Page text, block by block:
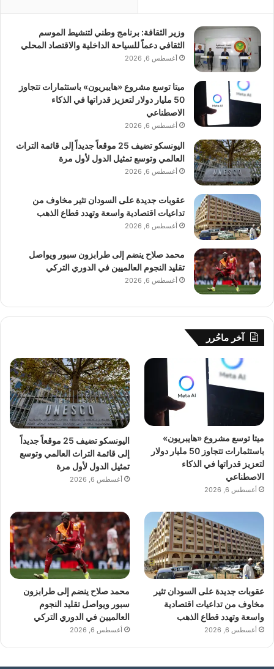
وزير الثقافة: برنامج وطني لتنشيط الموسم
الثقافي دعماً للسياحة الداخلية والاقتصاد المحلي
أغسطس 6, 2026
ميتا توسع مشروع «هايبريون» باستثمارات تتجاوز
50 مليار دولار لتعزيز قدراتها في الذكاء
الاصطناعي
أغسطس 6, 2026
اليونسكو تضيف 25 موقعاً جديداً إلى قائمة التراث
العالمي وتوسع تمثيل الدول لأول مرة
أغسطس 6, 2026
عقوبات جديدة على السودان تثير مخاوف من
تداعيات اقتصادية واسعة وتهدد قطاع الذهب
أغسطس 6, 2026
محمد صلاح ينضم إلى طرابزون سبور ويواصل
تقليد النجوم العالميين في الدوري التركي
أغسطس 6, 2026
آخر ماحُرر
ميتا توسع مشروع «هايبريون»
باستثمارات تتجاوز 50 مليار دولار
لتعزيز قدراتها في الذكاء
الاصطناعي
أغسطس 6, 2026
اليونسكو تضيف 25 موقعاً جديداً
إلى قائمة التراث العالمي وتوسع
تمثيل الدول لأول مرة
أغسطس 6, 2026
عقوبات جديدة على السودان تثير
مخاوف من تداعيات اقتصادية
واسعة وتهدد قطاع الذهب
أغسطس 6, 2026
محمد صلاح ينضم إلى طرابزون
سبور ويواصل تقليد النجوم
العالميين في الدوري التركي
أغسطس 6, 2026